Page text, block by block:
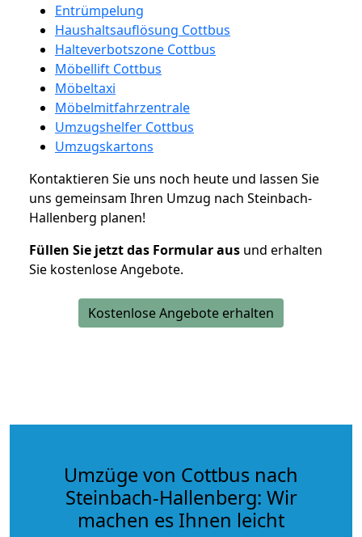
Entrümpelung
Haushaltsauflösung Cottbus
Halteverbotszone Cottbus
Möbellift Cottbus
Möbeltaxi
Möbelmitfahrzentrale
Umzugshelfer Cottbus
Umzugskartons
Kontaktieren Sie uns noch heute und lassen Sie
uns gemeinsam Ihren Umzug nach Steinbach-
Hallenberg planen!
Füllen Sie jetzt das Formular aus und erhalten
Sie kostenlose Angebote.
Kostenlose Angebote erhalten
Umzüge von Cottbus nach
Steinbach-Hallenberg: Wir
machen es Ihnen leicht